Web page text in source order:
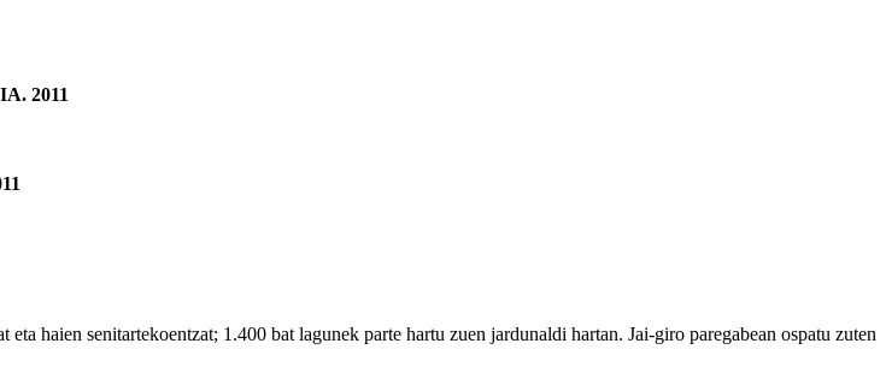
2011
haien senitartekoentzat; 1.400 bat lagunek parte hartu zuen jardunaldi hartan. Jai-giro paregabean ospatu zuten